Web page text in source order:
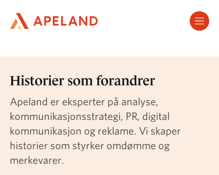
hovedinnhold
Historier som forandrer
Apeland er eksperter på analyse,
kommunikasjonsstrategi, PR, digital
kommunikasjon og reklame. Vi skaper
historier som styrker omdømme og
merkevarer.